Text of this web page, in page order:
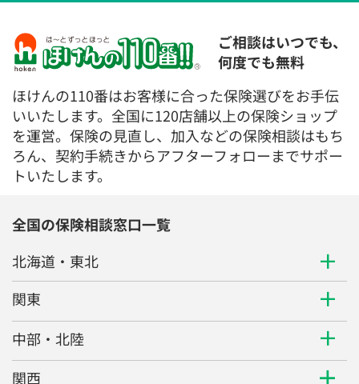
ご相談はいつでも、
何度でも無料
ほけんの110番はお客様に合った保険選びをお手伝
いいたします。全国に120店舗以上の保険ショップ
を運営。保険の見直し、加入などの保険相談はもち
ろん、契約手続きからアフターフォローまでサポー
トいたします。
全国の保険相談窓口一覧
北海道・東北
関東
中部・北陸
関西